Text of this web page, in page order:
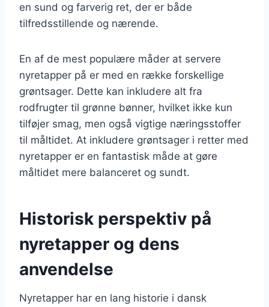
en sund og farverig ret, der er både
tilfredsstillende og nærende.
En af de mest populære måder at servere
nyretapper på er med en række forskellige
grøntsager. Dette kan inkludere alt fra
rodfrugter til grønne bønner, hvilket ikke kun
tilføjer smag, men også vigtige næringsstoffer
til måltidet. At inkludere grøntsager i retter med
nyretapper er en fantastisk måde at gøre
måltidet mere balanceret og sundt.
Historisk perspektiv på
nyretapper og dens
anvendelse
Nyretapper har en lang historie i dansk